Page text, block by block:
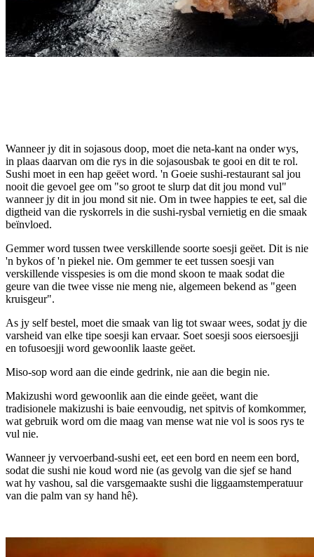
Wanneer jy dit in sojasous doop, moet die neta-kant na onder wys,
in plaas daarvan om die rys in die sojasousbak te gooi en dit te rol.
Sushi moet in een hap geëet word. 'n Goeie sushi-restaurant sal jou
nooit die gevoel gee om "so groot te slurp dat dit jou mond vul"
wanneer jy dit in jou mond sit nie. Om in twee happies te eet, sal die
digtheid van die ryskorrels in die sushi-rysbal vernietig en die smaak
beïnvloed.
Gemmer word tussen twee verskillende soorte soesji geëet. Dit is nie
'n bykos of 'n piekel nie. Om gemmer te eet tussen soesji van
verskillende visspesies is om die mond skoon te maak sodat die
geure van die twee visse nie meng nie, algemeen bekend as "geen
kruisgeur".
As jy self bestel, moet die smaak van lig tot swaar wees, sodat jy die
varsheid van elke tipe soesji kan ervaar. Soet soesji soos eiersoesjji
en tofusoesjji word gewoonlik laaste geëet.
Miso-sop word aan die einde gedrink, nie aan die begin nie.
Makizushi word gewoonlik aan die einde geëet, want die
tradisionele makizushi is baie eenvoudig, net spitvis of komkommer,
wat gebruik word om die maag van mense wat nie vol is soos rys te
vul nie.
Wanneer jy vervoerband-sushi eet, eet een bord en neem een ​​bord,
sodat die sushi nie koud word nie (as gevolg van die sjef se hand
wat hy vashou, sal die varsgemaakte sushi die liggaamstemperatuur
van die palm van sy hand hê).